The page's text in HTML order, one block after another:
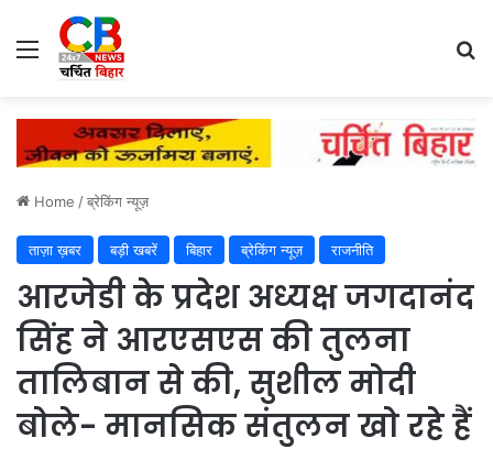
Menu
Home /ब्रेकिंग न्यूज़
ताज़ा ख़बर बड़ी खबरें बिहार ब्रेकिंग न्यूज़ राजनीति
आरजेडी के प्रदेश अध्यक्ष जगदानंद
सिंह ने आरएसएस की तुलना
तालिबान से की, सुशील मोदी
बोले- मानसिक संतुलन खो रहे हैं